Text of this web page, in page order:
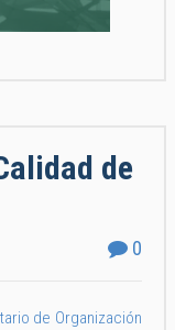
de
0
de Organización